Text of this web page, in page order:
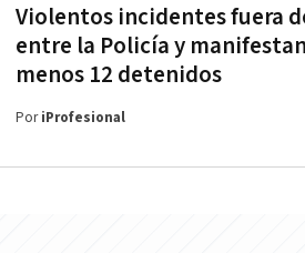
Violentos incidentes fuera
entre la Policía y
menos 12 detenidos
PoriProfesional